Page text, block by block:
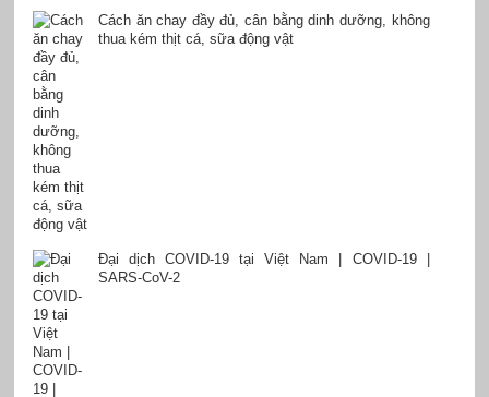
Cách ăn chay đầy đủ, cân bằng dinh dưỡng, không
thua kém thịt cá, sữa động vật
Đại dịch COVID-19 tại Việt Nam | COVID-19 |
SARS-CoV-2